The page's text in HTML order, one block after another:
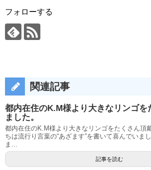
フォローする
関連記事
都内在住のK.M様より大きなリンゴを
ました。
都内在住のK.M様より大きなリンゴをたくさん頂
ちは流行り言葉の“あざます”を書いて喜んでいま
ま...
記事を読む